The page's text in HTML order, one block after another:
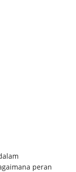
peran